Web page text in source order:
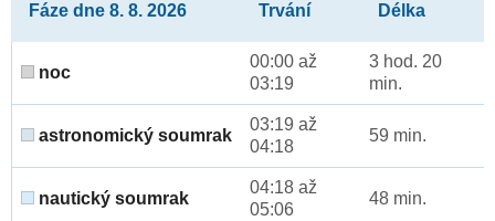
Fáze dne 8. 8. 2026 Trvání Délka
noc
00:00 až
03:19
3 hod. 20
min.
astronomický soumrak
03:19 až
04:18
59 min.
nautický soumrak
04:18 až
05:06
48 min.